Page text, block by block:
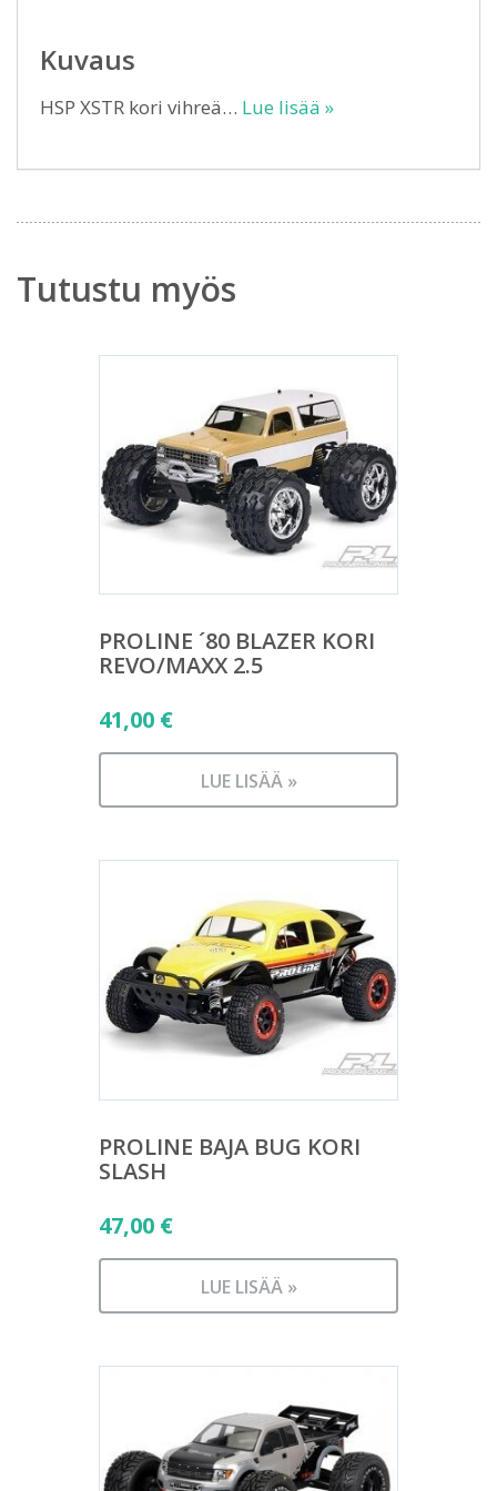
Kuvaus
HSP XSTR kori vihreä… Lue lisää »
Tutustu myös
PROLINE ´80 BLAZER KORI
REVO/MAXX 2.5
41,00 €
LUE LISÄÄ »
PROLINE BAJA BUG KORI
SLASH
47,00 €
LUE LISÄÄ »